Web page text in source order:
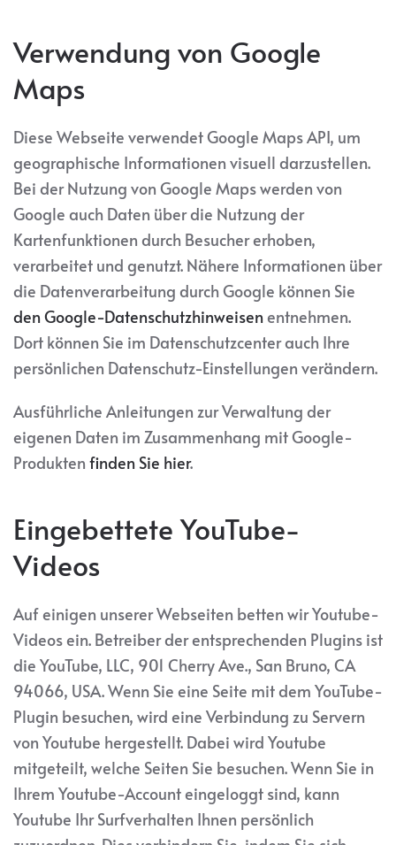
Verwendung von Google
Maps
Diese Webseite verwendet Google Maps API, um
geographische Informationen visuell darzustellen.
Bei der Nutzung von Google Maps werden von
Google auch Daten über die Nutzung der
Kartenfunktionen durch Besucher erhoben,
verarbeitet und genutzt. Nähere Informationen über
die Datenverarbeitung durch Google können Sie
den Google-Datenschutzhinweisenentnehmen.
Dort können Sie im Datenschutzcenter auch Ihre
persönlichen Datenschutz-Einstellungen verändern.
Ausführliche Anleitungen zur Verwaltung der
eigenen Daten im Zusammenhang mit Google-
Produkten finden Sie hier.
Eingebettete YouTube-
Videos
Auf einigen unserer Webseiten betten wir Youtube-
Videos ein. Betreiber der entsprechenden Plugins ist
die YouTube, LLC, 901 Cherry Ave., San Bruno, CA
94066, USA. Wenn Sie eine Seite mit dem YouTube-
Plugin besuchen, wird eine Verbindung zu Servern
von Youtube hergestellt. Dabei wird Youtube
mitgeteilt, welche Seiten Sie besuchen. Wenn Sie in
Ihrem Youtube-Account eingeloggt sind, kann
Youtube Ihr Surfverhalten Ihnen persönlich